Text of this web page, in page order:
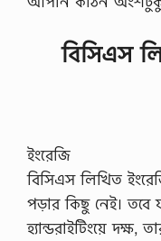
বিসিএস
ইংরেজি
বিসিএস লিখিত
পড়ার কিছু নেই। তবে
হ্যান্ডরাইটিংয়ে দক্ষ,